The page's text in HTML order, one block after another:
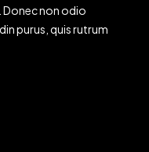
Donec non odio
purus, quis rutrum